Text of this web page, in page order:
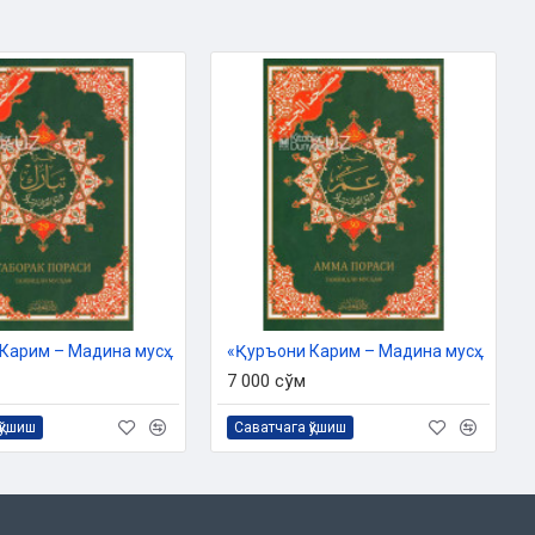
«Қуръони Карим – Мадина мусҳафи» 29-пора (Тажвидли) «Қуръони Карим – Мадина мусҳафи» 30-пора (Тажвидли)
7 000 сўм
Саватчага қўшиш